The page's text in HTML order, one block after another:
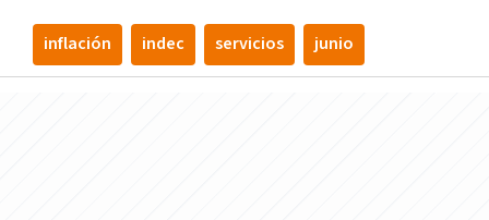
inflación indec servicios junio